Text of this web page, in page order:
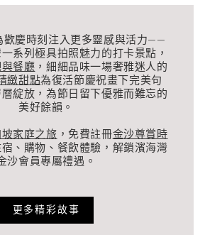
歡慶時刻注入更多靈感與活力——
系列極具拍照魅力的打卡景點，
餐廳 ，細細品味一場奢雅迷人的
緻甜點為復活節慶祝畫下完美句
綻放，為節日留下優雅而難忘的
美好餘韻。
家庭之旅 ，免費註冊金沙尊賞時
宿、購物、餐飲體驗，解鎖濱海灣
沙會員專屬禮遇。
更多精彩故事